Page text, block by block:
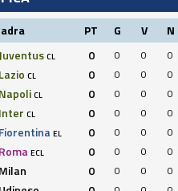
PT G V N
Juventus CL 0 0 0 0
Lazio CL 0 0 0 0
Napoli CL 0 0 0 0
Inter CL 0 0 0 0
Fiorentina EL 0 0 0 0
Roma ECL 0 0 0 0
Milan 0 0 0 0